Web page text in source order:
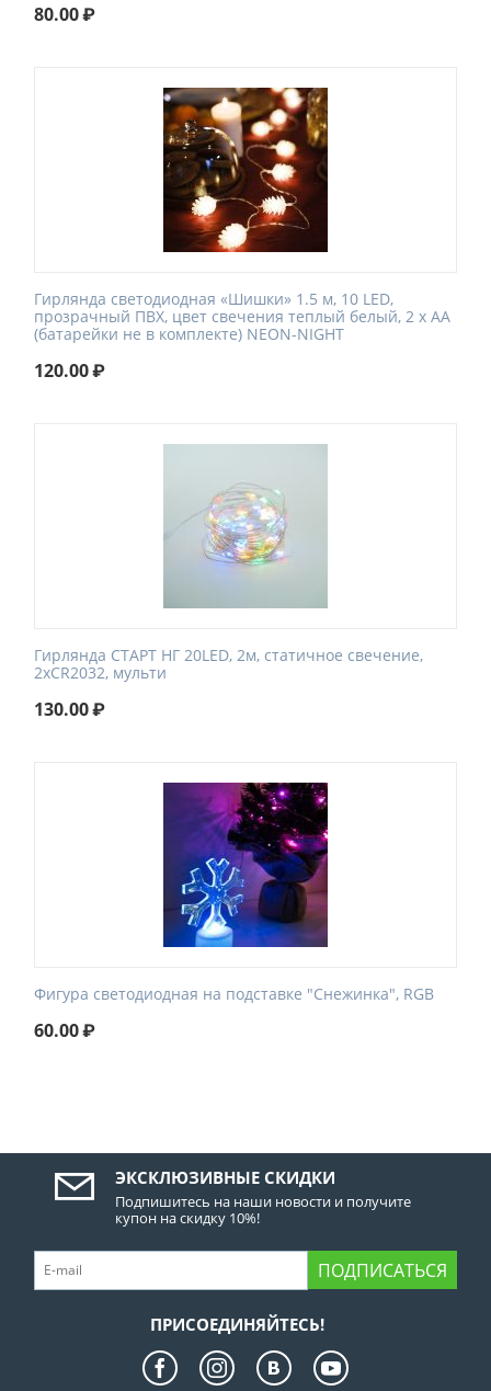
80.00₽
Гирлянда светодиодная «Шишки» 1.5 м, 10 LED,
прозрачный ПВХ, цвет свечения теплый белый, 2 х АА
(батарейки не в комплекте) NEON-NIGHT
120.00₽
Гирлянда СТАРТ НГ 20LED, 2м, статичное свечение,
2хCR2032, мульти
130.00₽
Фигура светодиодная на подставке "Снежинка", RGB
60.00₽
ЭКСКЛЮЗИВНЫЕ СКИДКИ
Подпишитесь на наши новости и получите
купон на скидку 10%!
ПОДПИСАТЬСЯ
ПРИСОЕДИНЯЙТЕСЬ!